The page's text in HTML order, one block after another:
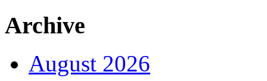
Archive
August 2026